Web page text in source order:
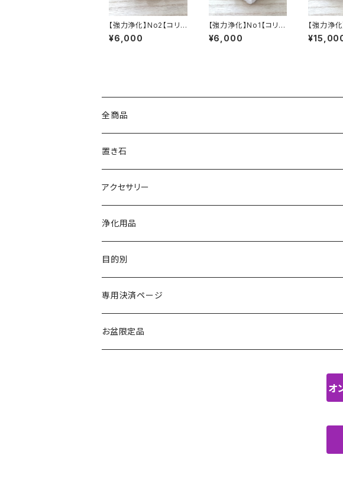
【強力浄化】No2【コリン
ト産・高品質水晶クラス
ター】天然ブラジル産ク
¥6,000
【強力浄化】No1【コリン
ト産・高品質水晶クラス
ター】天然ブラジル産ク
¥6,000
【強力浄化
スゴンサ
晶クラスタ
全商品
置き石
原石
ポイント
丸玉
その他
アクセサリー
ブレスレット
ペンダント・ネックレス
その他
浄化用品
目的別
金運・財運・仕事運
恋愛・人間関係
専用決済ページ
お盆限定品
オ